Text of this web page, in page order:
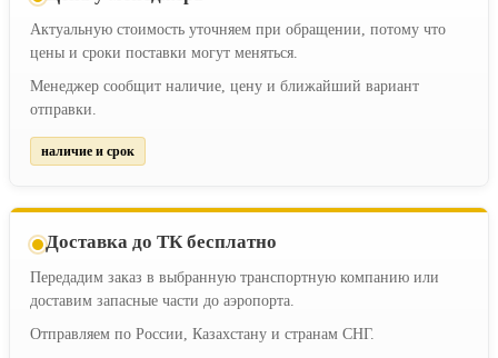
Актуальную стоимость уточняем при обращении, потому что
цены и сроки поставки могут меняться.
Менеджер сообщит наличие, цену и ближайший вариант
отправки.
наличие и срок
Доставка до ТК бесплатно
Передадим заказ в выбранную транспортную компанию или
доставим запасные части до аэропорта.
Отправляем по России, Казахстану и странам СНГ.